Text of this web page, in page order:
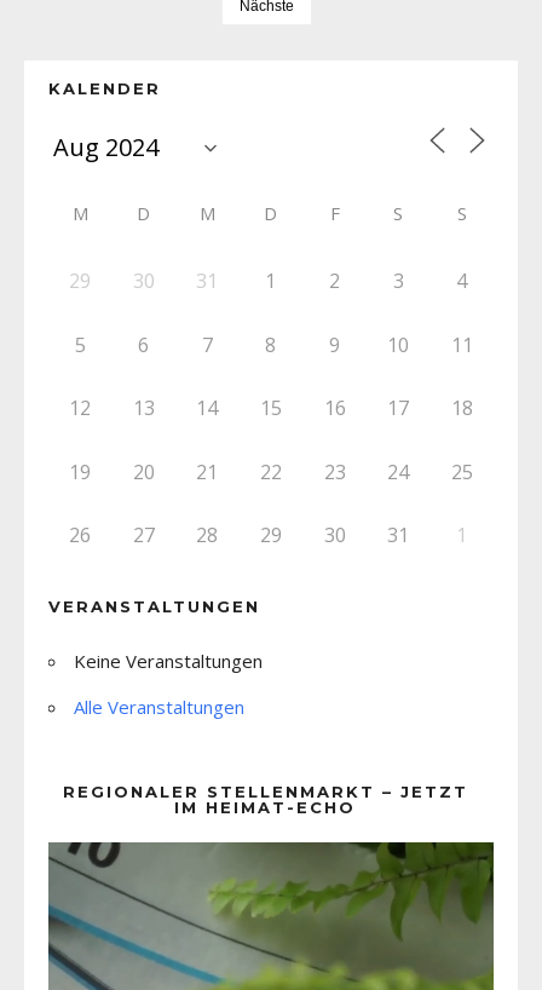
Nächste
KALENDER
M D M D F S S
29 30 31 1 2 3 4
5 6 7 8 9 10 11
12 13 14 15 16 17 18
19 20 21 22 23 24 25
26 27 28 29 30 31 1
VERANSTALTUNGEN
Keine Veranstaltungen
Alle Veranstaltungen
REGIONALER STELLENMARKT – JETZT
IM HEIMAT-ECHO
Player